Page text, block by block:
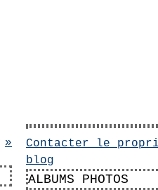
Contacter le
blog
ALBUMS PHOTOS